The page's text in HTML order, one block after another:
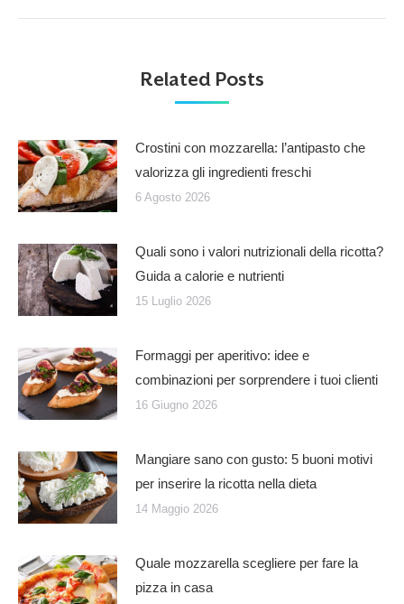
Related Posts
Crostini con mozzarella: l’antipasto che
valorizza gli ingredienti freschi
6 Agosto 2026
Quali sono i valori nutrizionali della ricotta?
Guida a calorie e nutrienti
15 Luglio 2026
Formaggi per aperitivo: idee e
combinazioni per sorprendere i tuoi clienti
16 Giugno 2026
Mangiare sano con gusto: 5 buoni motivi
per inserire la ricotta nella dieta
14 Maggio 2026
Quale mozzarella scegliere per fare la
pizza in casa